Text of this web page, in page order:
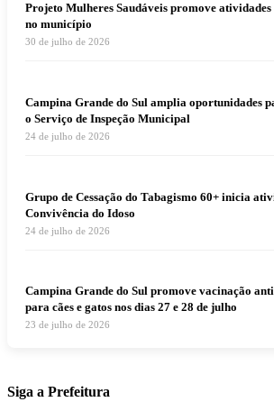
Projeto Mulheres Saudáveis promove atividades
no município
30 de julho de 2026
Campina Grande do Sul amplia oportunidades
o Serviço de Inspeção Municipal
24 de julho de 2026
Grupo de Cessação do Tabagismo 60+ inicia
Convivência do Idoso
24 de julho de 2026
Campina Grande do Sul promove vacinação
para cães e gatos nos dias 27 e 28 de julho
23 de julho de 2026
Siga a Prefeitura